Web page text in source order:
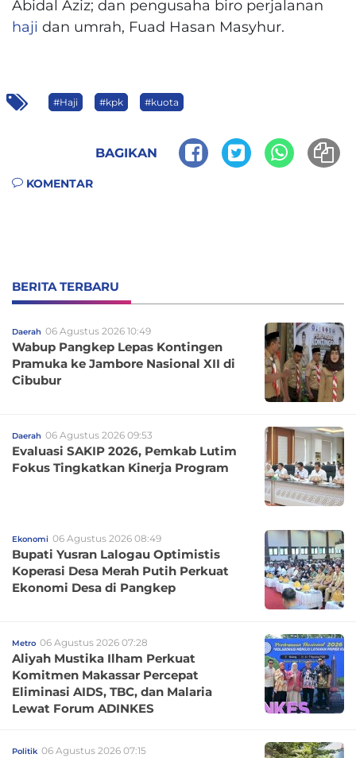
Abidal Aziz; dan pengusaha biro perjalanan
haji dan umrah, Fuad Hasan Masyhur.
#Haji #kpk #kuota
BAGIKAN
KOMENTAR
BERITA TERBARU
Daerah 06 Agustus 2026 10:49
Wabup Pangkep Lepas Kontingen
Pramuka ke Jambore Nasional XII di
Cibubur
Daerah 06 Agustus 2026 09:53
Evaluasi SAKIP 2026, Pemkab Lutim
Fokus Tingkatkan Kinerja Program
Ekonomi 06 Agustus 2026 08:49
Bupati Yusran Lalogau Optimistis
Koperasi Desa Merah Putih Perkuat
Ekonomi Desa di Pangkep
Metro 06 Agustus 2026 07:28
Aliyah Mustika Ilham Perkuat
Komitmen Makassar Percepat
Eliminasi AIDS, TBC, dan Malaria
Lewat Forum ADINKES
Politik 06 Agustus 2026 07:15